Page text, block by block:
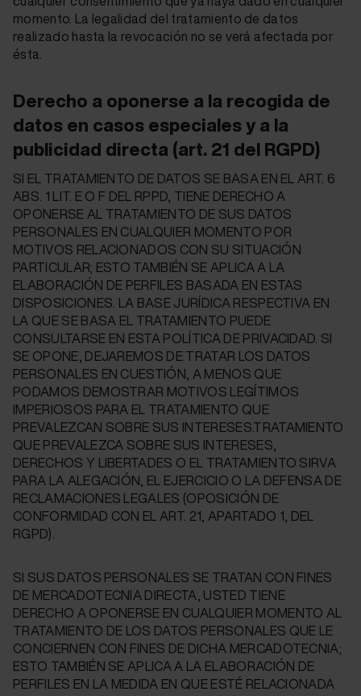
momento. La legalidad del tratamiento de datos
realizado hasta la revocación no se verá afectada por
ésta.
Derecho a oponerse a la recogida de
datos en casos especiales y a la
publicidad directa (art. 21 del RGPD)
SI EL TRATAMIENTO DE DATOS SE BASA EN EL ART. 6
ABS. 1 LIT. E O F DEL RPPD, TIENE DERECHO A
OPONERSE AL TRATAMIENTO DE SUS DATOS
PERSONALES EN CUALQUIER MOMENTO POR
MOTIVOS RELACIONADOS CON SU SITUACIÓN
PARTICULAR; ESTO TAMBIÉN SE APLICA A LA
ELABORACIÓN DE PERFILES BASADA EN ESTAS
DISPOSICIONES. LA BASE JURÍDICA RESPECTIVA EN
LA QUE SE BASA EL TRATAMIENTO PUEDE
CONSULTARSE EN ESTA POLÍTICA DE PRIVACIDAD. SI
SE OPONE, DEJAREMOS DE TRATAR LOS DATOS
PERSONALES EN CUESTIÓN, A MENOS QUE
PODAMOS DEMOSTRAR MOTIVOS LEGÍTIMOS
IMPERIOSOS PARA EL TRATAMIENTO QUE
PREVALEZCAN SOBRE SUS INTERESES.TRATAMIENTO
QUE PREVALEZCA SOBRE SUS INTERESES,
DERECHOS Y LIBERTADES O EL TRATAMIENTO SIRVA
PARA LA ALEGACIÓN, EL EJERCICIO O LA DEFENSA DE
RECLAMACIONES LEGALES (OPOSICIÓN DE
CONFORMIDAD CON EL ART. 21, APARTADO 1, DEL
RGPD).
SI SUS DATOS PERSONALES SE TRATAN CON FINES
DE MERCADOTECNIA DIRECTA, USTED TIENE
DERECHO A OPONERSE EN CUALQUIER MOMENTO AL
TRATAMIENTO DE LOS DATOS PERSONALES QUE LE
CONCIERNEN CON FINES DE DICHA MERCADOTECNIA;
ESTO TAMBIÉN SE APLICA A LA ELABORACIÓN DE
PERFILES EN LA MEDIDA EN QUE ESTÉ RELACIONADA